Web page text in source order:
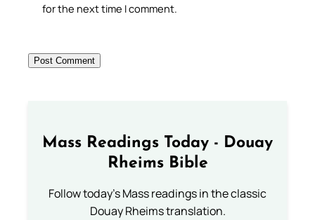
for the next time I comment.
Mass Readings Today - Douay
Rheims Bible
Follow today's Mass readings in the classic
Douay Rheims translation.